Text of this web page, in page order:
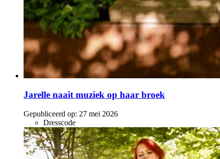
Jarelle naait muziek op haar broek
Gepubliceerd op: 27 mei 2026
Dresscode